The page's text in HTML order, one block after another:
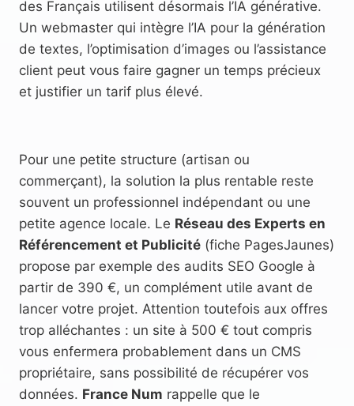
des Français utilisent désormais l’IA générative.
Un webmaster qui intègre l’IA pour la génération
de textes, l’optimisation d’images ou l’assistance
client peut vous faire gagner un temps précieux
et justifier un tarif plus élevé.
Pour une petite structure (artisan ou
commerçant), la solution la plus rentable reste
souvent un professionnel indépendant ou une
petite agence locale. Le Réseau des Experts en
Référencement et Publicité (fiche PagesJaunes)
propose par exemple des audits SEO Google à
partir de 390 €, un complément utile avant de
lancer votre projet. Attention toutefois aux offres
trop alléchantes : un site à 500 € tout compris
vous enfermera probablement dans un CMS
propriétaire, sans possibilité de récupérer vos
données. France Num rappelle que le